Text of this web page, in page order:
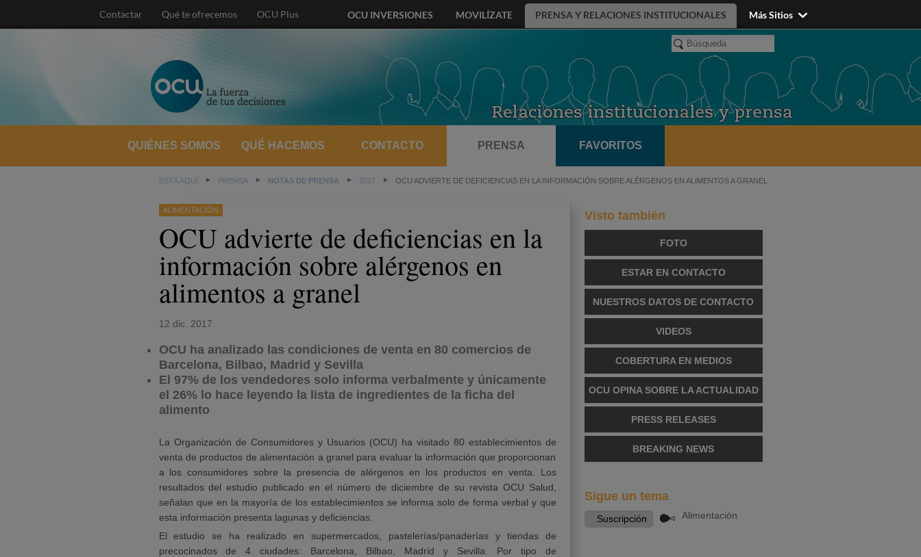
Contactar Qué te ofrecemos OCU Plus OCU INVERSIONES MOVILÍZATE PRENSA Y RELACIONES INSTITUCIONALES Más Sitios
QUIÉNES SOMOS QUÉ HACEMOS CONTACTO PRENSA FAVORITOS
ESTÁ AQUÍ PRENSA NOTAS DE PRENSA 2017 OCU ADVIERTE DE DEFICIENCIAS EN LA INFORMACIÓN SOBRE ALÉRGENOS EN ALIMENTOS A GRANEL
ALIMENTACIÓN
OCU advierte de deficiencias en la
información sobre alérgenos en
alimentos a granel
12 dic. 2017
OCU ha analizado las condiciones de venta en 80 comercios de
Barcelona, Bilbao, Madrid y Sevilla
El 97% de los vendedores solo informa verbalmente y únicamente
el 26% lo hace leyendo la lista de ingredientes de la ficha del
alimento
La Organización de Consumidores y Usuarios (OCU) ha visitado 80 establecimientos de
venta de productos de alimentación a granel para evaluar la información que proporcionan
a los consumidores sobre la presencia de alérgenos en los productos en venta. Los
resultados del estudio publicado en el número de diciembre de su revista OCU Salud,
señalan que en la mayoría de los establecimientos se informa solo de forma verbal y que
esta información presenta lagunas y deficiencias.
El estudio se ha realizado en supermercados, pastelerías/panaderías y tiendas de
precocinados de 4 ciudades: Barcelona, Bilbao, Madrid y Sevilla. Por tipo de
Visto también
FOTO
ESTAR EN CONTACTO
NUESTROS DATOS DE CONTACTO
VIDEOS
COBERTURA EN MEDIOS
OCU OPINA SOBRE LA ACTUALIDAD
PRESS RELEASES
BREAKING NEWS
Sigue un tema
Alimentación